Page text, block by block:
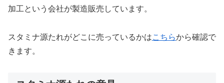
加工という会社が製造販売しています。
スタミナ源たれがどこに売っているかはこちらから確認で
きます。